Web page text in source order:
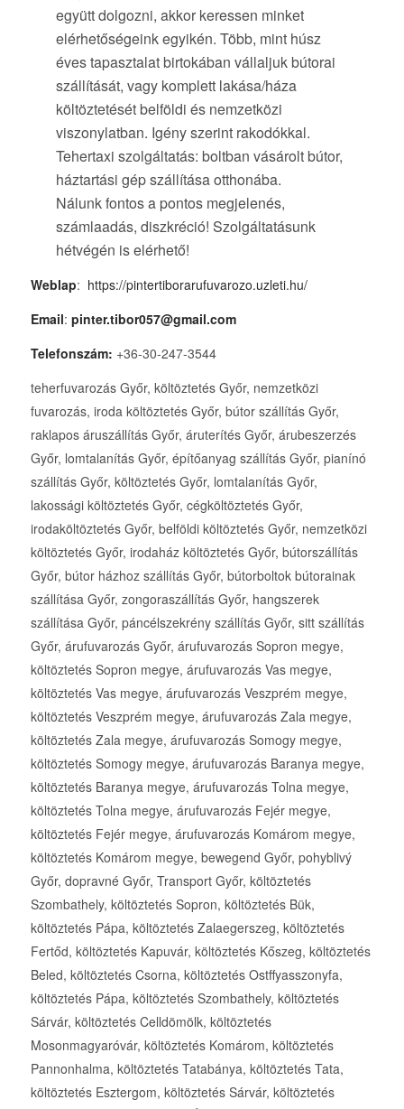
együtt dolgozni, akkor keressen minket
elérhetőségeink egyikén. Több, mint húsz
éves tapasztalat birtokában vállaljuk bútorai
szállítását, vagy komplett lakása/háza
költöztetését belföldi és nemzetközi
viszonylatban. Igény szerint rakodókkal.
Tehertaxi szolgáltatás: boltban vásárolt bútor,
háztartási gép szállítása otthonába.
Nálunk fontos a pontos megjelenés,
számlaadás, diszkréció! Szolgáltatásunk
hétvégén is elérhető!
Weblap: https://pintertiborarufuvarozo.uzleti.hu/
Email: pinter.tibor057@gmail.com
Telefonszám: +36-30-247-3544
teherfuvarozás Győr, költöztetés Győr, nemzetközi
fuvarozás, iroda költöztetés Győr, bútor szállítás Győr,
raklapos áruszállítás Győr, áruterítés Győr, árubeszerzés
Győr, lomtalanítás Győr, építőanyag szállítás Győr, pianínó
szállítás Győr, költöztetés Győr, lomtalanítás Győr,
lakossági költöztetés Győr, cégköltöztetés Győr,
irodaköltöztetés Győr, belföldi költöztetés Győr, nemzetközi
költöztetés Győr, irodaház költöztetés Győr, bútorszállítás
Győr, bútor házhoz szállítás Győr, bútorboltok bútorainak
szállítása Győr, zongoraszállítás Győr, hangszerek
szállítása Győr, páncélszekrény szállítás Győr, sitt szállítás
Győr, árufuvarozás Győr, árufuvarozás Sopron megye,
költöztetés Sopron megye, árufuvarozás Vas megye,
költöztetés Vas megye, árufuvarozás Veszprém megye,
költöztetés Veszprém megye, árufuvarozás Zala megye,
költöztetés Zala megye, árufuvarozás Somogy megye,
költöztetés Somogy megye, árufuvarozás Baranya megye,
költöztetés Baranya megye, árufuvarozás Tolna megye,
költöztetés Tolna megye, árufuvarozás Fejér megye,
költöztetés Fejér megye, árufuvarozás Komárom megye,
költöztetés Komárom megye, bewegend Győr, pohyblivý
Győr, dopravné Győr, Transport Győr, költöztetés
Szombathely, költöztetés Sopron, költöztetés Bük,
költöztetés Pápa, költöztetés Zalaegerszeg, költöztetés
Fertőd, költöztetés Kapuvár, költöztetés Kőszeg, költöztetés
Beled, költöztetés Csorna, költöztetés Ostffyasszonyfa,
költöztetés Pápa, költöztetés Szombathely, költöztetés
Sárvár, költöztetés Celldömölk, költöztetés
Mosonmagyaróvár, költöztetés Komárom, költöztetés
Pannonhalma, költöztetés Tatabánya, költöztetés Tata,
költöztetés Esztergom, költöztetés Sárvár, költöztetés